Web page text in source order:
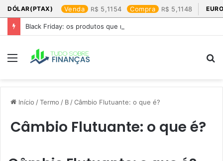
DÓLAR(PTAX) Venda 5,1154 Compra 5,1148
Black Friday: os produtos que mais valem a pena
Menu
Início /Termo / B /Câmbio Flutuante: o que é?
Câmbio Flutuante: o que é?